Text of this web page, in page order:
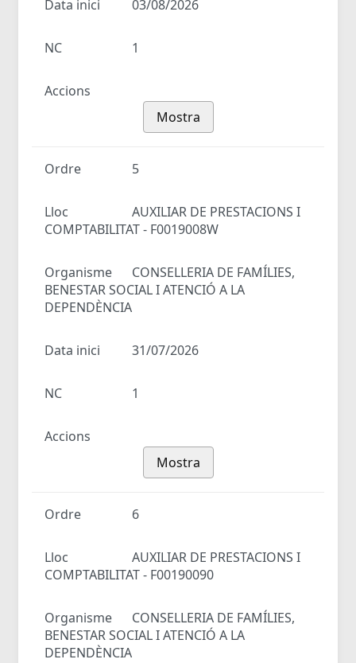
Data inici 03/08/2026
NC 1
Accions
Mostra
Ordre 5
Lloc
AUXILIAR DE PRESTACIONS I
COMPTABILITAT - F0019008W
Organisme
CONSELLERIA DE FAMÍLIES,
BENESTAR SOCIAL I ATENCIÓ A LA
DEPENDÈNCIA
Data inici 31/07/2026
NC 1
Accions
Mostra
Ordre 6
Lloc
AUXILIAR DE PRESTACIONS I
COMPTABILITAT - F00190090
Organisme
CONSELLERIA DE FAMÍLIES,
BENESTAR SOCIAL I ATENCIÓ A LA
DEPENDÈNCIA